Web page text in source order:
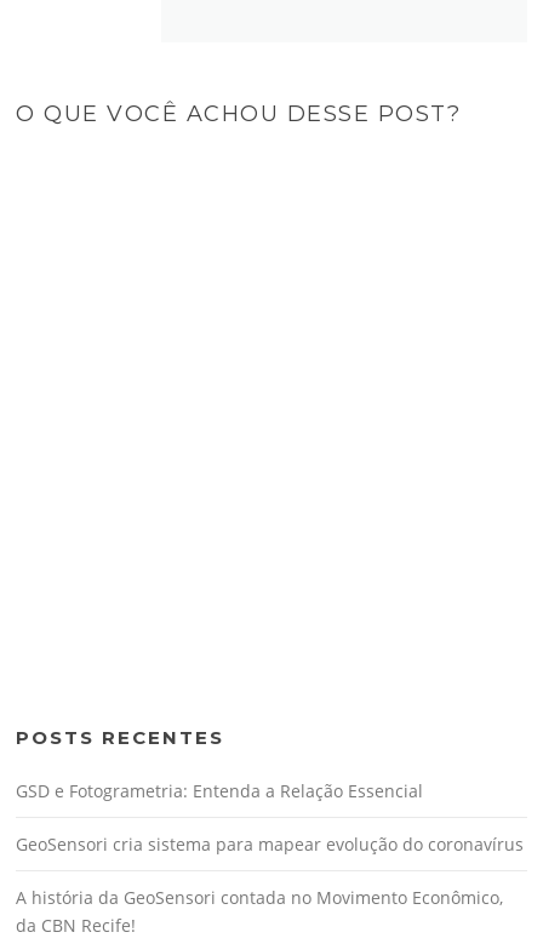
O QUE VOCÊ ACHOU DESSE POST?
POSTS RECENTES
GSD e Fotogrametria: Entenda a Relação Essencial
GeoSensori cria sistema para mapear evolução do coronavírus
A história da GeoSensori contada no Movimento Econômico,
da CBN Recife!